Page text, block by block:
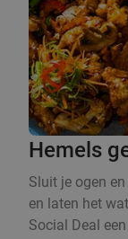
Hemels
Sluit je ogen
en laten het
Social Deal